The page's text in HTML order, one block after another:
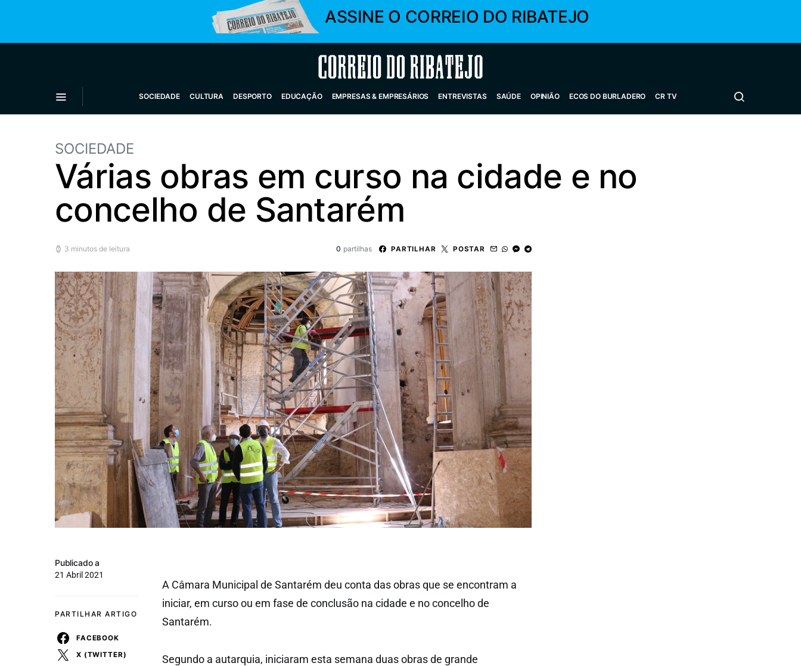
ASSINE O CORREIO DO RIBATEJO
Correio do Ribatejo
SOCIEDADE CULTURA DESPORTO EDUCAÇÃO EMPRESAS & EMPRESÁRIOS ENTREVISTAS SAÚDE OPINIÃO ECOS DO BURLADERO CR TV
SOCIEDADE
Várias obras em curso na cidade e no
concelho de Santarém
3 minutos de leitura 0 partilhas PARTILHAR POSTAR
Publicado a
21 Abril 2021
PARTILHAR ARTIGO
FACEBOOK
X (TWITTER)
A Câmara Municipal de Santarém deu conta das obras que se encontram a
iniciar, em curso ou em fase de conclusão na cidade e no concelho de
Santarém.
Segundo a autarquia, iniciaram esta semana duas obras de grande